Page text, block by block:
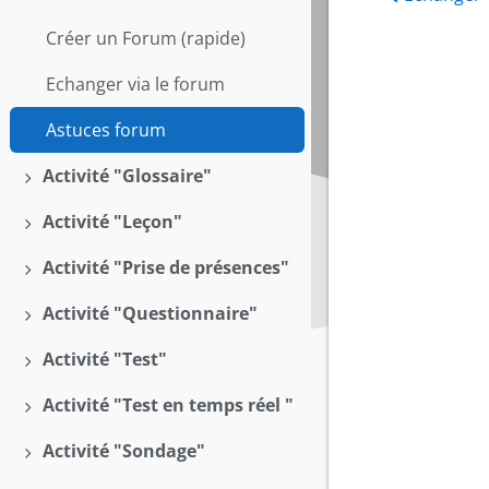
Créer un Forum (rapide)
Echanger via le forum
Astuces forum
Déplier
Activité "Glossaire"
Déplier
Activité "Leçon"
Déplier
Activité "Prise de présences"
Déplier
Activité "Questionnaire"
Déplier
Activité "Test"
Déplier
Activité "Test en temps réel "
Déplier
Activité "Sondage"